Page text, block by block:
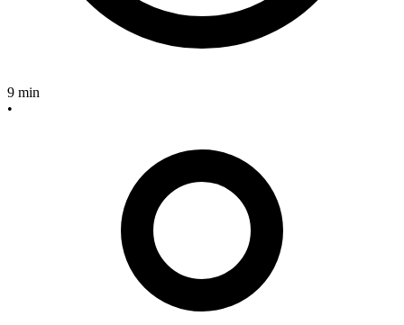
9 min
•